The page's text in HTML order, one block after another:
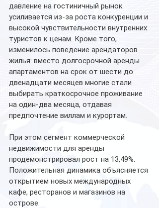
давление на гостиничный рынок
усиливается из-за роста конкуренции и
высокой чувствительности внутренних
туристов к ценам. Кроме того,
изменилось поведение арендаторов
жилья: вместо долгосрочной аренды
апартаментов на срок от шести до
двенадцати месяцев многие стали
выбирать краткосрочное проживание
на один-два месяца, отдавая
предпочтение виллам и курортам.
При этом сегмент коммерческой
недвижимости для аренды
продемонстрировал рост на 13,49%.
Положительная динамика объясняется
открытием новых международных
кафе, ресторанов и магазинов на
острове.